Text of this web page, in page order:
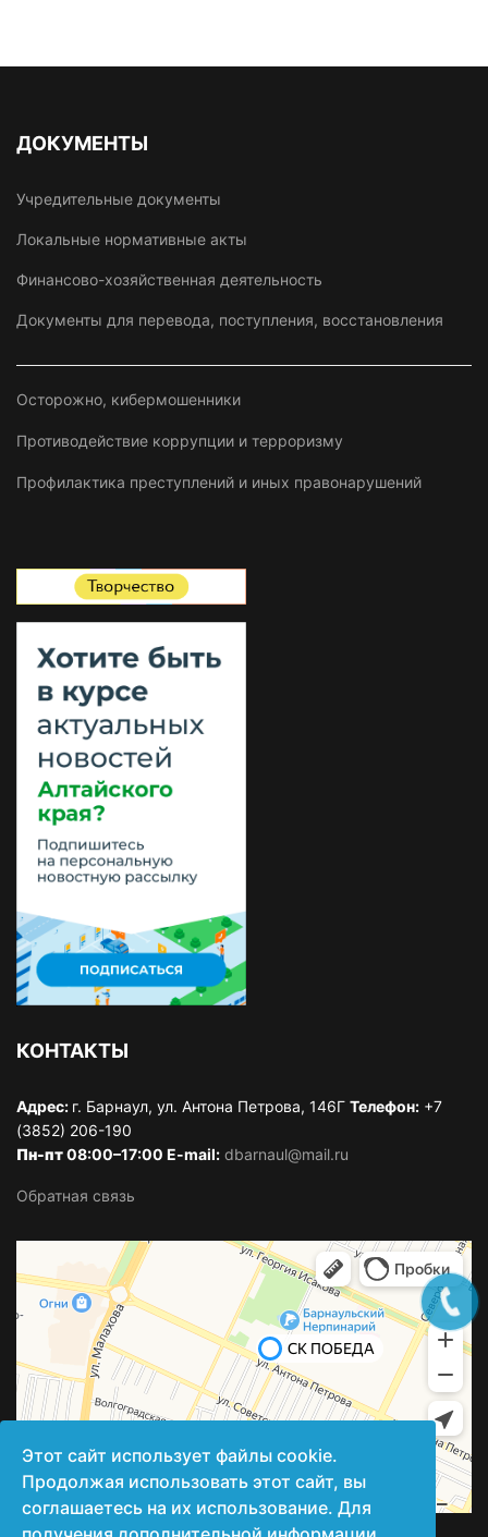
ДОКУМЕНТЫ
Учредительные документы
Локальные нормативные акты
Финансово-хозяйственная деятельность
Документы для перевода, поступления, восстановления
Осторожно, кибермошенники
Противодействие коррупции и терроризму
Профилактика преступлений и иных правонарушений
КОНТАКТЫ
Адрес: г. Барнаул, ул. Антона Петрова, 146Г Телефон: +7
(3852) 206-190
Пн-пт08:00–17:00 E-mail: dbarnaul@mail.ru
Обратная связь
Этот сайт использует файлы cookie.
Продолжая использовать этот сайт, вы
соглашаетесь на их использование. Для